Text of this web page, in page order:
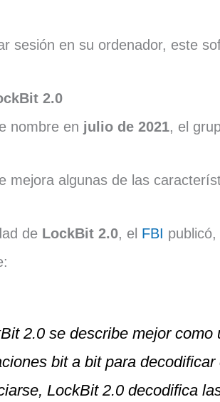
sesión en su ordenador, este
2.0
nombre en julio de 2021, el
mejora algunas de las
de LockBit 2.0, el FBI
2.0 se describe mejor
bit a bit para
LockBit 2.0 decodifica